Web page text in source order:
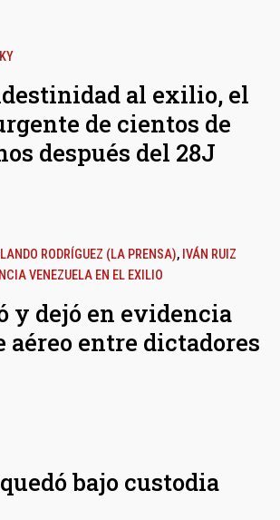
al exilio, el
de cientos de
después del 28J
RODRÍGUEZ (LA PRENSA), IVÁN RUIZ
VENEZUELA EN EL EXILIO
y dejó en evidencia
aéreo entre dictadores
bajo custodia